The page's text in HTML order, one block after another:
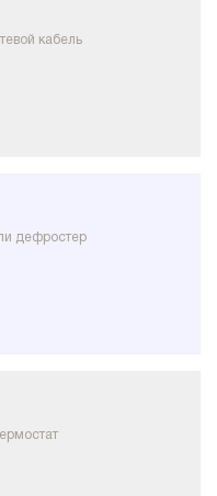
кабель
дефростер